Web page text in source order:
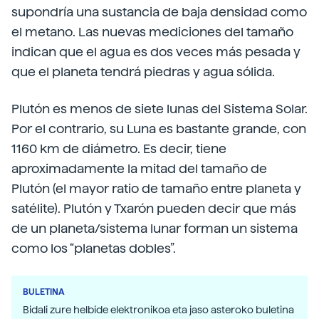
supondría una sustancia de baja densidad como
el metano. Las nuevas mediciones del tamaño
indican que el agua es dos veces más pesada y
que el planeta tendrá piedras y agua sólida.
Plutón es menos de siete lunas del Sistema Solar.
Por el contrario, su Luna es bastante grande, con
1160 km de diámetro. Es decir, tiene
aproximadamente la mitad del tamaño de
Plutón (el mayor ratio de tamaño entre planeta y
satélite). Plutón y Txarón pueden decir que más
de un planeta/sistema lunar forman un sistema
como los “planetas dobles”.
BULETINA
Bidali zure helbide elektronikoa eta jaso asteroko buletina